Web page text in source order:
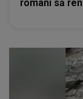
români să